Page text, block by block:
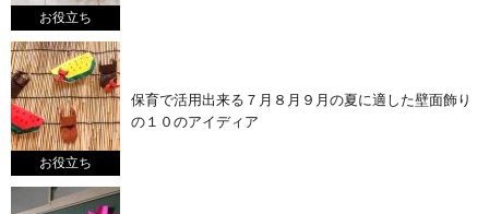
お役立ち
お役立ち
保育で活用出来る７月８月９月の夏に適した壁面飾り
の１０のアイディア